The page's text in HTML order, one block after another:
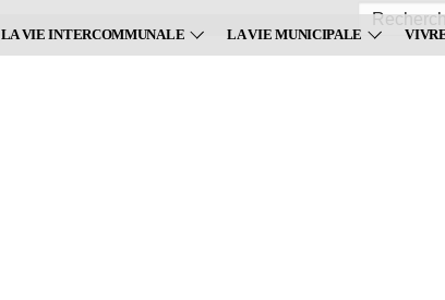
LA VIE INTERCOMMUNALE LA VIE MUNICIPALE